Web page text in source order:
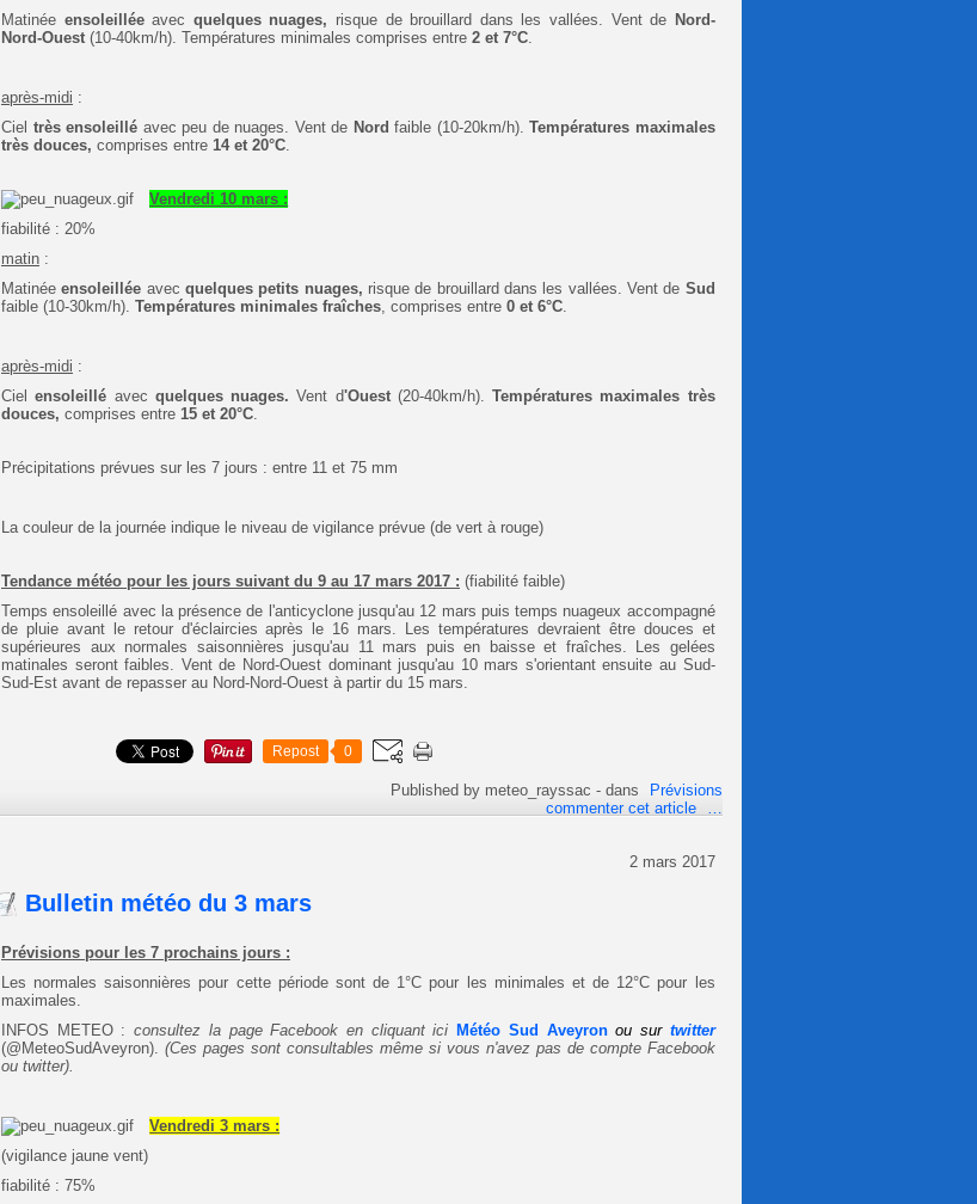
Matinée ensoleilléeavec quelques nuages, risque de brouillard dans les vallées . Vent de Nord-
Nord-Ouest (10-40km/h). Températures minimales comprises entre 2 et 7°C
après-midi :
Ciel très ensoleillé avec peu de nuages . Vent de Nordfaible (10-20km/h). Températures maximales
très douces, comprises entre 14 et 20°C
Vendredi 10 mars :
fiabilité : 20%
matin :
Matinée ensoleillée avecquelques petits nuages, risque de brouillard dans les vallées . Vent de Sud
faible (10-30km/h). Températures minimales fraîches , comprises entre 0 et 6°C
après-midi :
Cielensoleillé avec quelques nuages. Vent d'Ouest (20-40km/h).
Températures maximales très
douces, comprises entre 15 et 20°C
Précipitations prévues sur les 7 jours : entre 11 et 75 mm
La couleur de la journée indique le niveau de vigilance prévue (de vert à rouge)
Tendance météo pour les jours suivant du 9 au 17 mars 2017 : (fiabilité faible)
Temps ensoleillé avec la présence de l'anticyclone jusqu'au 12 mars puis temps nuageux accompagné
de pluie avant le retour d'éclaircies après le 16 mars.
Les températures devraient être douces et
supérieures aux normales saisonnières jusqu'au 11 mars puis en baisse et fraîches. Les gelées
matinales seront faibles. Vent de Nord-Ouest dominant jusqu'au 10 mars s'orientant ensuite au Sud-
Sud-Est avant de repasser au Nord-Nord-Ouest à partir du 15 mars.
Repost 0
Published by meteo_rayssac -dans
Prévisions
commenter cet article
2 mars 2017
Bulletin météo du 3 mars
Prévisions pour les 7 prochains jours :
Les normales saisonnières pour cette période sont de 1°C pour les minimales et de 12°C pour les
maximales.
INFOS METEO :consultez la page Facebook en cliquant ici Météo Sud Aveyron ou sur twitter
(@MeteoSudAveyron). (Ces pages sont consultables même si vous n'avez pas de compte Facebook
ou twitter).
Vendredi 3 mars :
(vigilance jaune vent)
fiabilité : 75%